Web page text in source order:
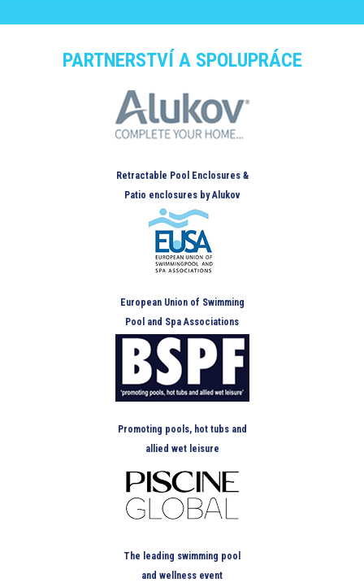
PARTNERSTVÍ A SPOLUPRÁCE
Retractable Pool Enclosures &
Patio enclosures by Alukov
European Union of Swimming
Pool and Spa Associations
Promoting pools, hot tubs and
allied wet leisure
The leading swimming pool
and wellness event